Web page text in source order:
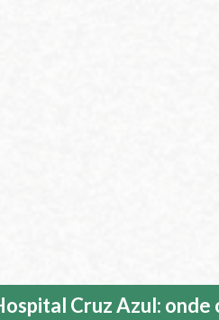
Cruz Azul: onde